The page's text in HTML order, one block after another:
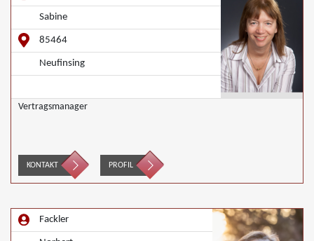
Sabine
85464
Neufinsing
Vertragsmanager
KONTAKT PROFIL
Fackler